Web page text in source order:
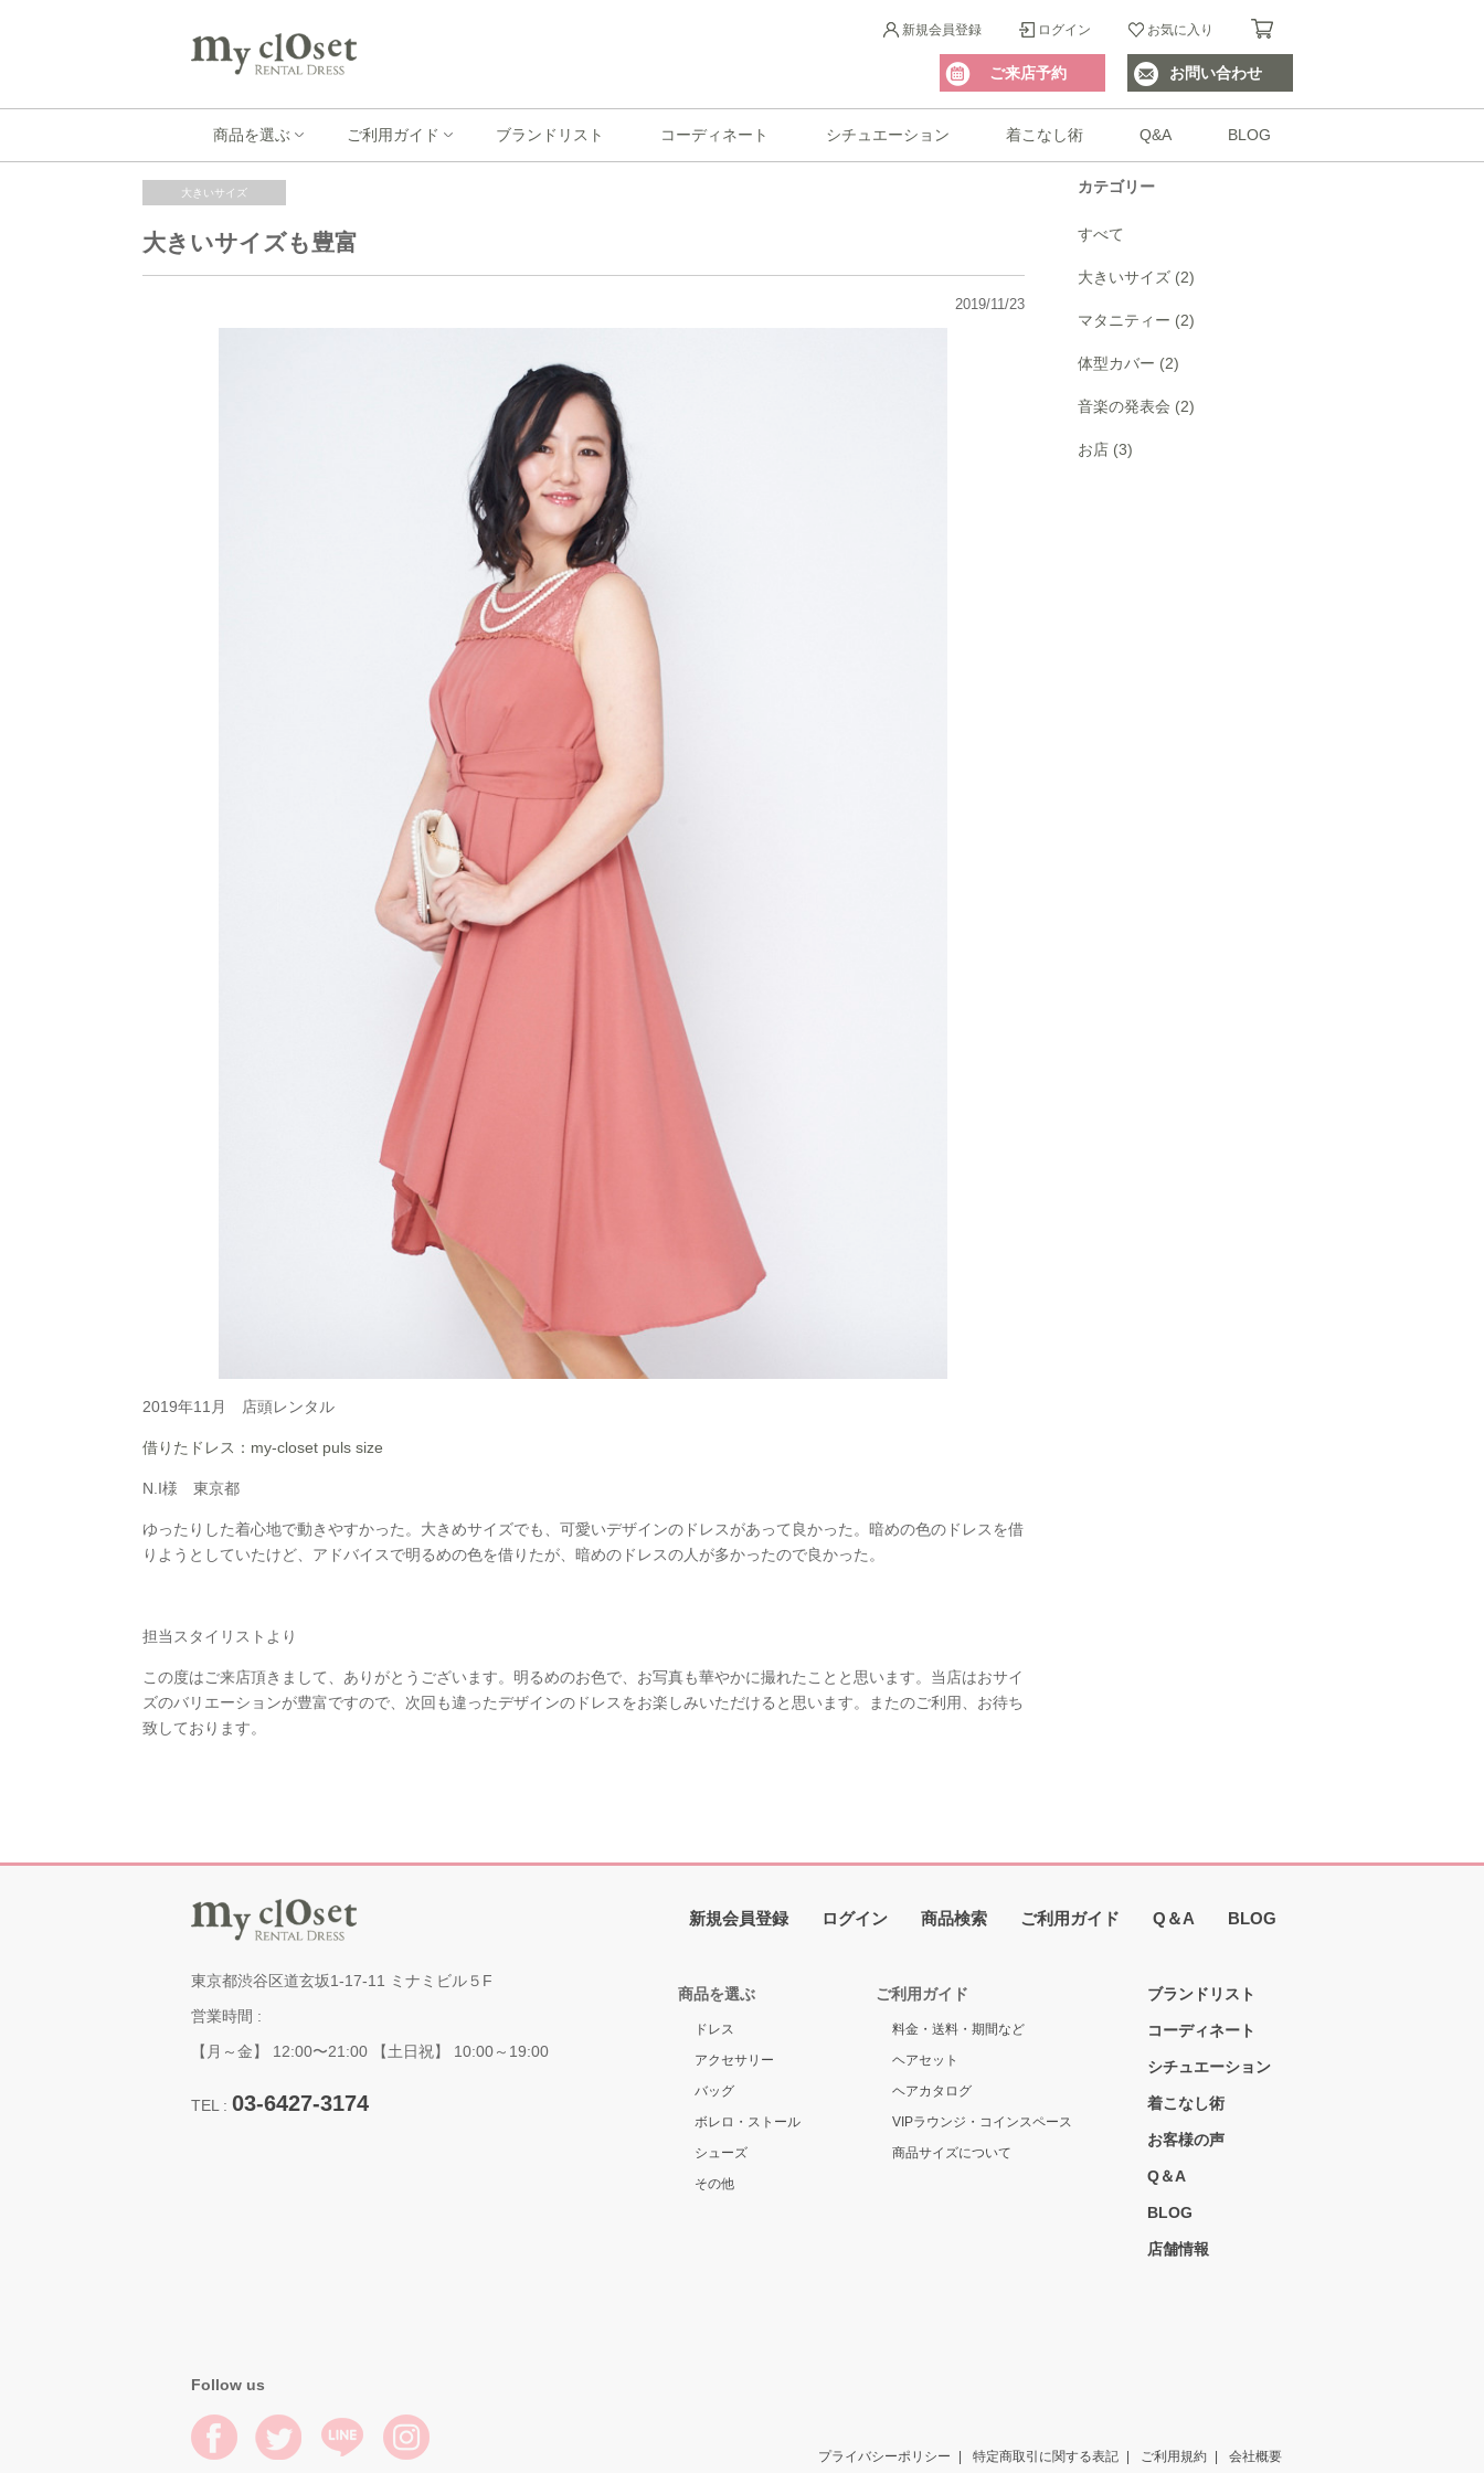
新規会員登録 ログイン お気に入り
ご来店予約 お問い合わせ
商品を選ぶ ご利用ガイド ブランドリスト コーディネート シチュエーション 着こなし術 Q&A BLOG
大きいサイズ
大きいサイズも豊富
2019/11/23
2019年11月 店頭レンタル
借りたドレス：my-closet puls size
N.I様 東京都
ゆったりした着心地で動きやすかった。大きめサイズでも、可愛いデザインのドレスがあって良かった。暗めの色のドレスを借
りようとしていたけど、アドバイスで明るめの色を借りたが、暗めのドレスの人が多かったので良かった。
担当スタイリストより
この度はご来店頂きまして、ありがとうございます。明るめのお色で、お写真も華やかに撮れたことと思います。当店はおサイ
ズのバリエーションが豊富ですので、次回も違ったデザインのドレスをお楽しみいただけると思います。またのご利用、お待ち
致しております。
カテゴリー
すべて
大きいサイズ (2)
マタニティー (2)
体型カバー (2)
音楽の発表会 (2)
お店 (3)
東京都渋谷区道玄坂1-17-11 ミナミビル５F
営業時間 :
【月～金】 12:00〜21:00 【土日祝】 10:00～19:00
TEL : 03-6427-3174
新規会員登録 ログイン 商品検索 ご利用ガイド Q＆A BLOG
商品を選ぶ
ドレス
アクセサリー
バッグ
ボレロ・ストール
シューズ
その他
ご利用ガイド
料金・送料・期間など
ヘアセット
ヘアカタログ
VIPラウンジ・コインスペース
商品サイズについて
ブランドリスト
コーディネート
シチュエーション
着こなし術
お客様の声
Q＆A
BLOG
店舗情報
Follow us
プライバシーポリシー 特定商取引に関する表記 ご利用規約 会社概要